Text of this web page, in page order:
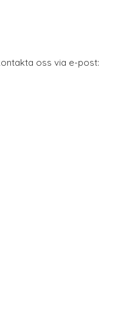
oss via e-post: